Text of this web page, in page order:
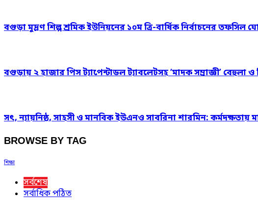
বগুড়া মুদ্রণ শিল্প শ্রমিক ইউনিয়নের ১০ম ত্রি-বার্ষিক নির্বাচনের তফসিল
বগুড়ায় ২ হাজার পিস ট্যাপেন্টাডল ট্যাবলেটসহ ‘মাদক সম্রাজ্ঞী’ বেহুলা
সৎ, ন্যায়নিষ্ঠ, সাহসী ও মানবিক ইউএনও সাবরিনা শারমিন:
BROWSE BY TAG
শিক্ষা
সর্বশেষ
সর্বাধিক পঠিত